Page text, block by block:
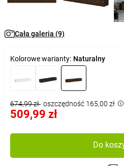
Cała galeria (9)
Kolorowe warianty: Naturalny
674,99 zł oszczędność 165,00 zł
509,99 zł
Do